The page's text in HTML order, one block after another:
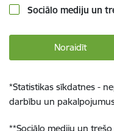
Sociālo mediju un
Noraidīt
*Statistikas sīkdatnes -
darbību un
**Sociālo mediju un